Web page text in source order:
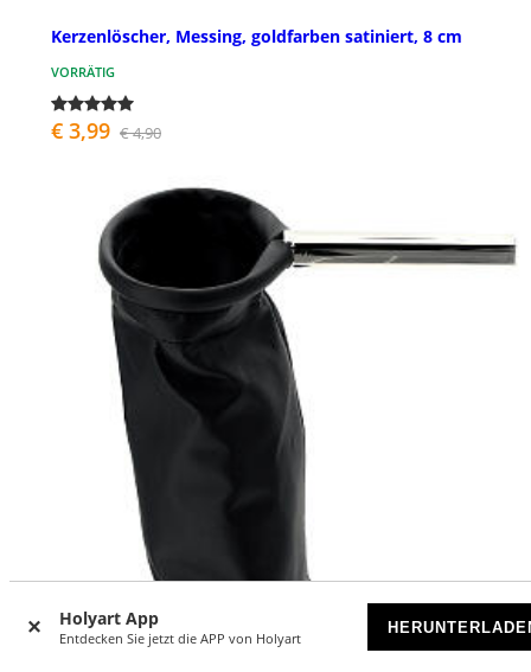
Holyart App
Entdecken Sie jetzt die APP von Holyart
Kerzenlöscher, Messing, goldfarben satiniert, 8 cm
VORRÄTIG
€ 3,99 € 4,90